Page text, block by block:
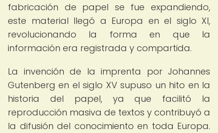
fabricación de papel se fue expandiendo,
este material llegó a Europa en el siglo XI,
revolucionando la forma en que la
información era registrada y compartida.
La invención de la imprenta por Johannes
Gutenberg en el siglo XV supuso un hito en la
historia del papel, ya que facilitó la
reproducción masiva de textos y contribuyó a
la difusión del conocimiento en toda Europa.